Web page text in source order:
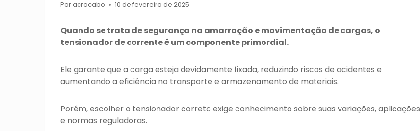
Poracrocabo 10 de fevereiro de 2025
Quando se trata de segurança na amarração e movimentação de cargas, o
tensionador de corrente é um componente primordial.
Ele garante que a carga esteja devidamente fixada, reduzindo riscos de acidentes e
aumentando a eficiência no transporte e armazenamento de materiais.
Porém, escolher o tensionador correto exige conhecimento sobre suas variações, aplicações
e normas reguladoras.